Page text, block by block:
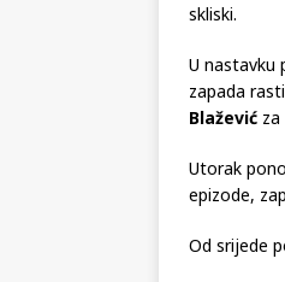
skliski.
U nastavku
zapada
Blažević za
Utorak
epizode,
Od srijede